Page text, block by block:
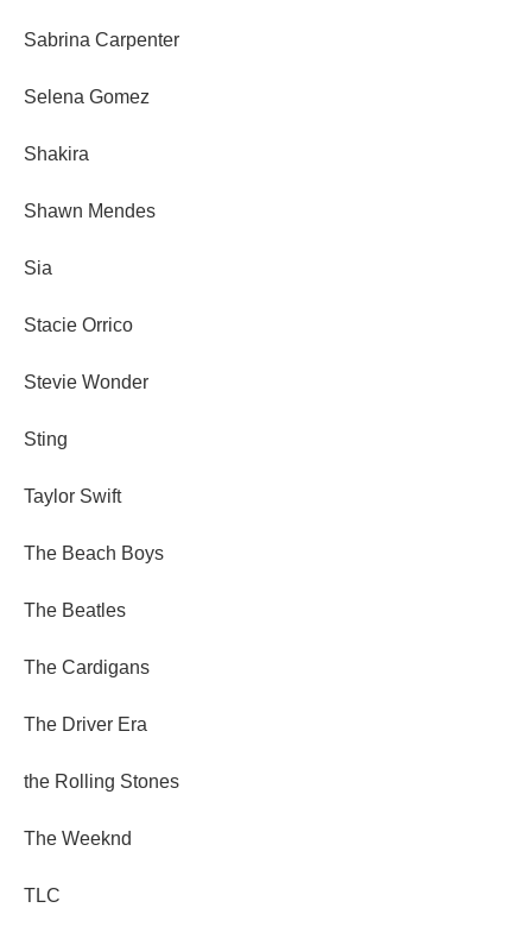
Sabrina Carpenter
Selena Gomez
Shakira
Shawn Mendes
Sia
Stacie Orrico
Stevie Wonder
Sting
Taylor Swift
The Beach Boys
The Beatles
The Cardigans
The Driver Era
the Rolling Stones
The Weeknd
TLC